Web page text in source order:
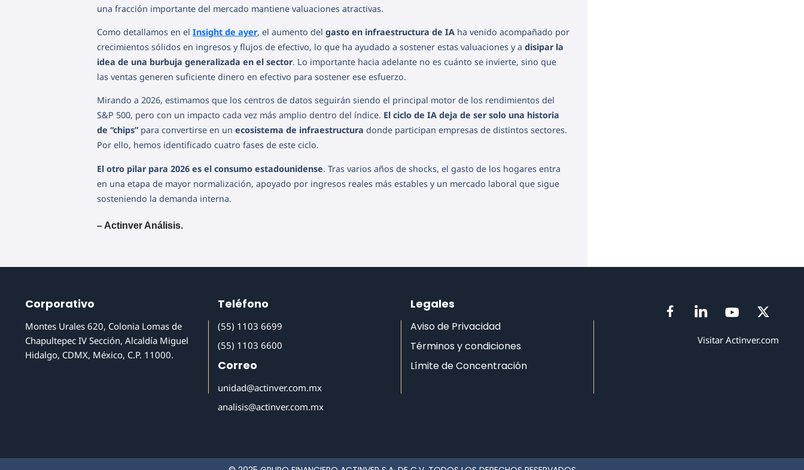
una fracción importante del mercado mantiene valuaciones atractivas.
Como detallamos en el Insight de ayer, el aumento del gasto en infraestructura de IA ha venido acompañado por
crecimientos sólidos en ingresos y flujos de efectivo, lo que ha ayudado a sostener estas valuaciones y a disipar la
idea de una burbuja generalizada en el sector. Lo importante hacia adelante no es cuánto se invierte, sino que
las ventas generen suficiente dinero en efectivo para sostener ese esfuerzo.
Mirando a 2026, estimamos que los centros de datos seguirán siendo el principal motor de los rendimientos del
S&P 500, pero con un impacto cada vez más amplio dentro del índice. El ciclo de IA deja de ser solo una historia
de “chips” para convertirse en un ecosistema de infraestructura donde participan empresas de distintos sectores.
Por ello, hemos identificado cuatro fases de este ciclo.
El otro pilar para 2026 es el consumo estadounidense. Tras varios años de shocks, el gasto de los hogares entra
en una etapa de mayor normalización, apoyado por ingresos reales más estables y un mercado laboral que sigue
sosteniendo la demanda interna.
– Actinver Análisis.
Corporativo
Montes Urales 620, Colonia Lomas de
Chapultepec IV Sección, Alcaldía Miguel
Hidalgo, CDMX, México, C.P. 11000.
Teléfono
(55) 1103 6699
(55) 1103 6600
Correo
unidad@actinver.com.mx
analisis@actinver.com.mx
Legales
Aviso de Privacidad
Términos y condiciones
Límite de Concentración
Visitar Actinver.com